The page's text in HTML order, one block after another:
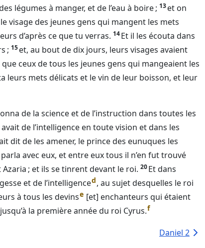
légumes à manger, et de l’eau à boire ; 13et on
visage des jeunes gens qui mangent les mets
d’après ce que tu verras. 14Et il les écouta dans
; 15et, au bout de dix jours, leurs visages avaient
que ceux de tous les jeunes gens qui mangeaient les
leurs mets délicats et le vin de leur boisson, et leur
de la science et de l’instruction dans toutes les
de l’intelligence en toute vision et dans les
dit de les amener, le prince des eunuques les
avec eux, et entre eux tous il n’en fut trouvé
; et ils se tinrent devant le roi. 20Et dans
et de l’intelligenced, au sujet desquelles le roi
à tous les devinse [et] enchanteurs qui étaient
la première année du roi Cyrus.f
Daniel 2